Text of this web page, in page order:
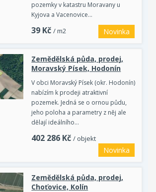
pozemky v katastru Moravany u
Kyjova a Vacenovice…
39 Kč / m2 Novinka
Zemědělská půda, prodej,
Moravský Písek, Hodonín
V obci Moravský Písek (okr. Hodonín)
nabízím k prodeji atraktivní
pozemek. Jedná se o ornou půdu,
jeho poloha a parametry z něj ale
dělají ideálního…
402 286 Kč / objekt
Novinka
Zemědělská půda, prodej,
Choťovice, Kolín